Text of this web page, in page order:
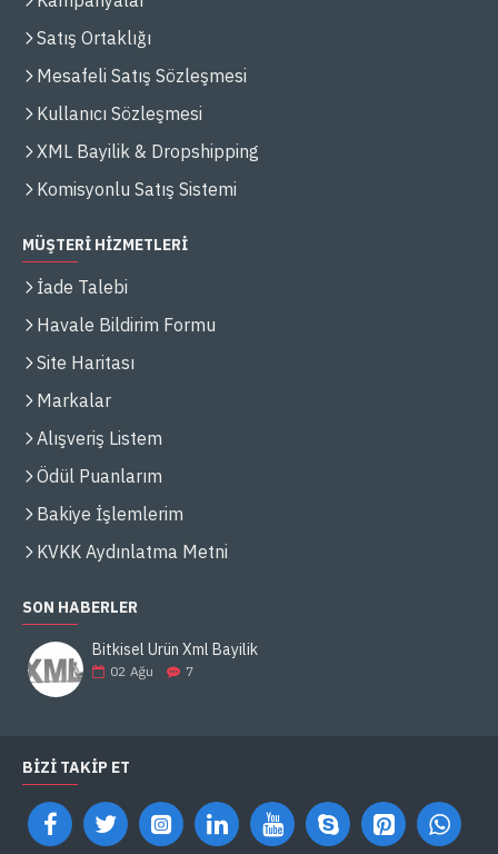
Satış Ortaklığı
Mesafeli Satış Sözleşmesi
Kullanıcı Sözleşmesi
XML Bayilik & Dropshipping
Komisyonlu Satış Sistemi
MÜŞTERİ HİZMETLERİ
İade Talebi
Havale Bildirim Formu
Site Haritası
Markalar
Alışveriş Listem
Ödül Puanlarım
Bakiye İşlemlerim
KVKK Aydınlatma Metni
SON HABERLER
Bitkisel Ürün Xml Bayilik
02 Ağu 7
BIZI TAKIP ET